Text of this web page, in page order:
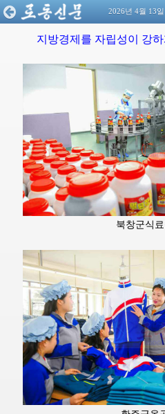
2026년 4월 13
지방경제를 자립성이 강
북창군식